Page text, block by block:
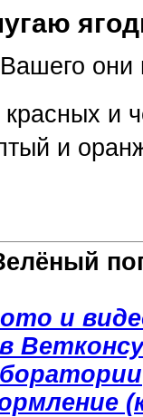
они
красных и
и
и